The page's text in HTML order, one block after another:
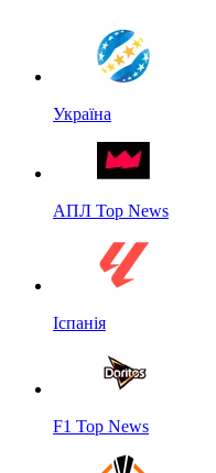
Україна
АПЛ Top News
Іспанія
F1 Top News